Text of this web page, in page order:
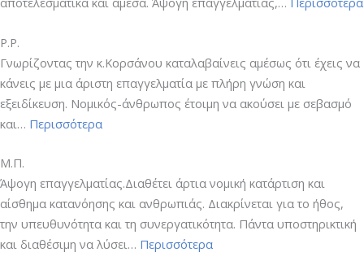
Ρ.Ρ.
Γνωρίζοντας την κ.Κορσάνου καταλαβαίνεις αμέσως ότι έχεις να
κάνεις με μια άριστη επαγγελματία με πλήρη γνώση και
εξειδίκευση. Νομικός-άνθρωπος έτοιμη να ακούσει με σεβασμό
και… Περισσότερα“Ρ.Ρ.”
Μ.Π.
Άψογη επαγγελματίας.Διαθέτει άρτια νομική κατάρτιση και
αίσθημα κατανόησης και ανθρωπιάς. Διακρίνεται για το ήθος,
την υπευθυνότητα και τη συνεργατικότητα. Πάντα υποστηρικτική
και διαθέσιμη να λύσει… Περισσότερα“Μ.Π.”